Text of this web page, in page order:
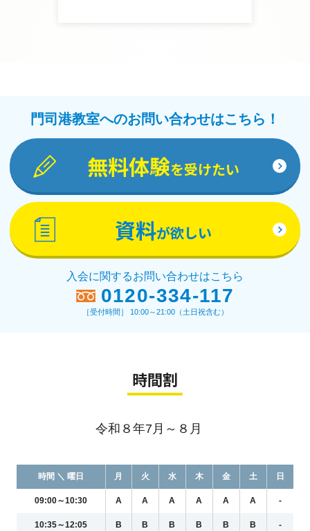
門司港教室へのお問い合わせはこちら！
無料体験を受けたい
資料が欲しい
入会に関するお問い合わせはこちら
0120-334-117
［受付時間］ 10:00～21:00（土日祝含む）
時間割
令和８年7月～８月
時間 ＼ 曜日 月 火 水 木 金 土 日
09:00～10:30 A A A A A A -
10:35～12:05 B B B B B B -